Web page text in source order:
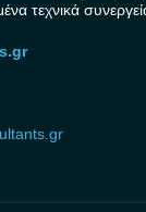
τεχνικά